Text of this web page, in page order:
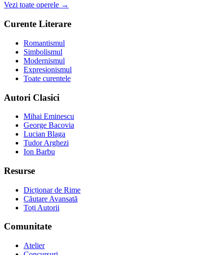
Vezi toate operele →
Curente Literare
Romantismul
Simbolismul
Modernismul
Expresionismul
Toate curentele
Autori Clasici
Mihai Eminescu
George Bacovia
Lucian Blaga
Tudor Arghezi
Ion Barbu
Resurse
Dicționar de Rime
Căutare Avansată
Toți Autorii
Comunitate
Atelier